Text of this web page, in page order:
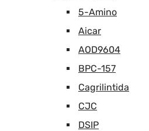
5-Amino
Aicar
AOD9604
BPC-157
Cagrilintida
CJC
DSIP